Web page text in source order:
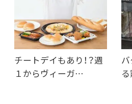
チートデイもあり！？週
１からヴィーガ…